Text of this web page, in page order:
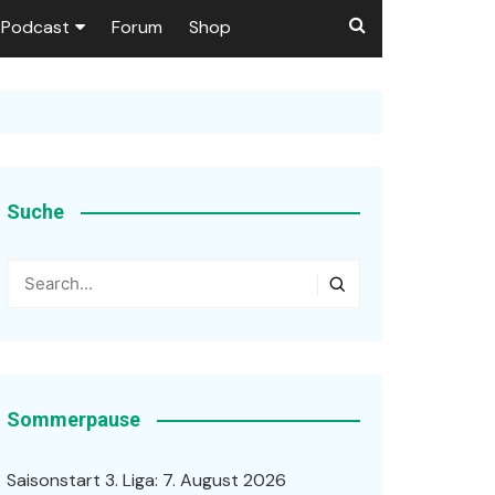
Podcast Forum Shop
Suche
Sommerpause
Saisonstart 3. Liga: 7. August 2026